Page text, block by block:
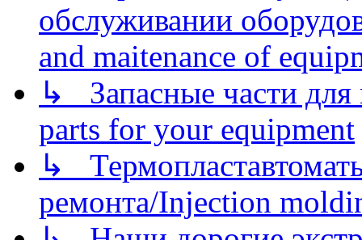
обслуживании
and maitenance of
↳ Запасные части для
parts for your equipment
↳
ремонта/Injection